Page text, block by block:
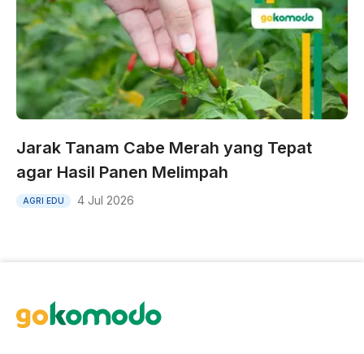
Jarak Tanam Cabe Merah yang Tepat
agar Hasil Panen Melimpah
AGRI EDU 4 Jul 2026